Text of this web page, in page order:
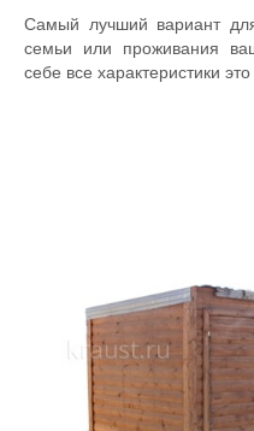
Самый лучший вариант
семьи или проживания
себе все характеристики это